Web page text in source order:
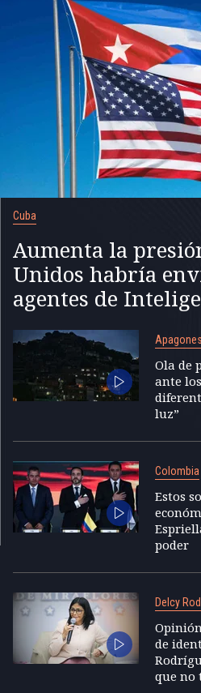
Cuba
Aumenta la
Unidos habría
agentes de
Ola de
ante
luz”
Colombia
Estos
poder
Delcy
de
que no